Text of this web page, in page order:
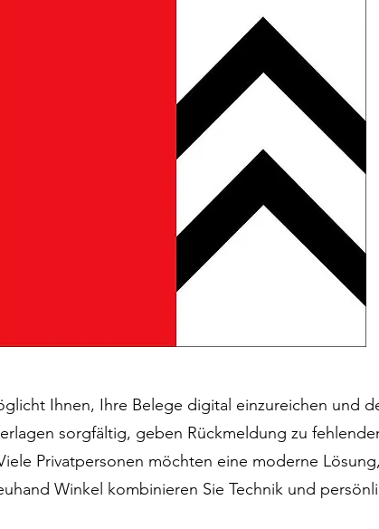
Ihnen, Ihre Belege digital einzureichen und
sorgfältig, geben Rückmeldung zu
Privatpersonen möchten eine moderne
Winkel kombinieren Sie Technik und